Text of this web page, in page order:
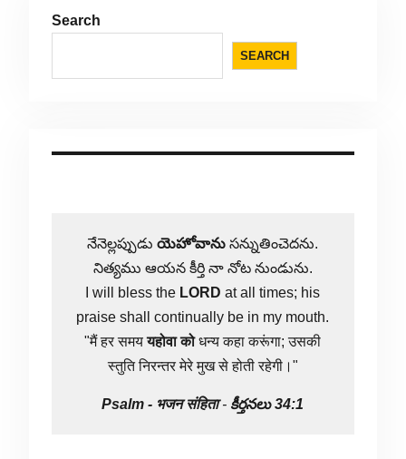
Search
SEARCH
నేనెల్లప్పుడుయెహోవాను సన్నుతించెదను.
నిత్యము ఆయన కీర్తి నా నోట నుండును.
I will bless the LORD at all times; his
praise shall continually be in my mouth.
"मैं हर समययहोवा कोधन्य कहा करूंगा; उसकी
स्तुति निरन्तर मेरे मुख से होती रहेगी।"
Psalm - भजन संहिता- కీర్తనలు 34:1